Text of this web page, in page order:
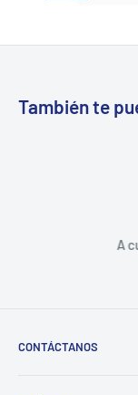
También te
A
CONTÁCTANOS